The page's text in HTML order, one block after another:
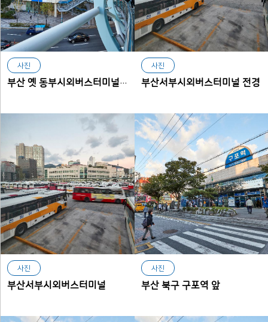
사진
부산 옛 동부시외버스터미널 자리
사진
부산서부시외버스터미널 전경
사진
부산서부시외버스터미널
사진
부산 북구 구포역 앞